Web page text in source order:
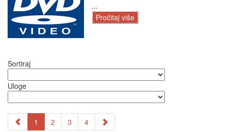
...
Pročitaj više
Sortiraj
Uloge
1 2 3 4